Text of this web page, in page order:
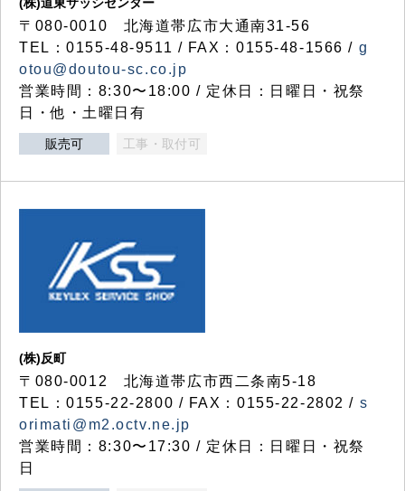
〒080-0010 北海道帯広市大通南31-56
TEL：0155-48-9511 / FAX：0155-48-1566 / g
otou@doutou-sc.co.jp
営業時間：8:30〜18:00 / 定休日：日曜日・祝祭
日・他・土曜日有
販売可 工事・取付可
(株)反町
〒080-0012 北海道帯広市西二条南5-18
TEL：0155-22-2800 / FAX：0155-22-2802 / s
orimati@m2.octv.ne.jp
営業時間：8:30〜17:30 / 定休日：日曜日・祝祭
日